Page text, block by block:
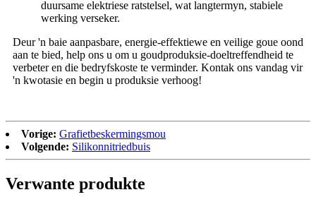
duursame elektriese ratstelsel, wat langtermyn, stabiele
werking verseker.
Deur 'n baie aanpasbare, energie-effektiewe en veilige goue oond
aan te bied, help ons u om u goudproduksie-doeltreffendheid te
verbeter en die bedryfskoste te verminder. Kontak ons ​​vandag vir
'n kwotasie en begin u produksie verhoog!
Vorige: Grafietbeskermingsmou
Volgende: Silikonnitriedbuis
Verwante produkte